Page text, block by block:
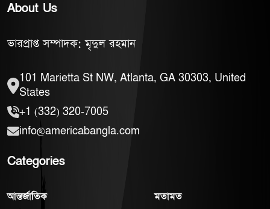
About Us
ভারপ্রাপ্ত সম্পাদক: মৃদুল রহমান
101 Marietta St NW, Atlanta, GA 30303, United
States
+1 (332) 320-7005
info@americabangla.com
Categories
আন্তর্জাতিক
মতামত